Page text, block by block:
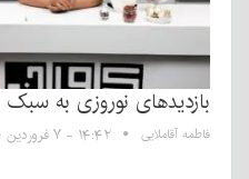
بازدیدهای نوروزی به
فاطمه آقاملایی ۱۴:۴۲ - ۷ فروردین ۱۴۰۴